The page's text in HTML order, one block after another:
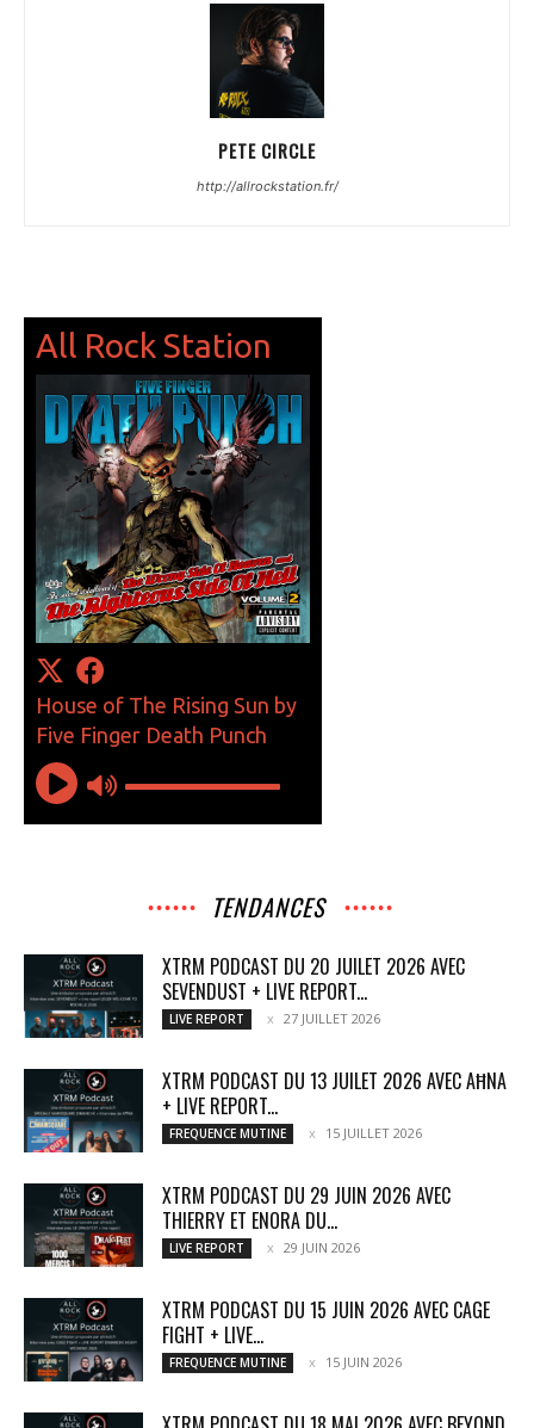
PETE CIRCLE
http://allrockstation.fr/
TENDANCES
XTRM PODCAST DU 20 JUILET 2026 AVEC
SEVENDUST + LIVE REPORT...
LIVE REPORT 27 JUILLET 2026
XTRM PODCAST DU 13 JUILET 2026 AVEC AĦNA
+ LIVE REPORT...
FREQUENCE MUTINE 15 JUILLET 2026
XTRM PODCAST DU 29 JUIN 2026 AVEC
THIERRY ET ENORA DU...
LIVE REPORT 29 JUIN 2026
XTRM PODCAST DU 15 JUIN 2026 AVEC CAGE
FIGHT + LIVE...
FREQUENCE MUTINE 15 JUIN 2026